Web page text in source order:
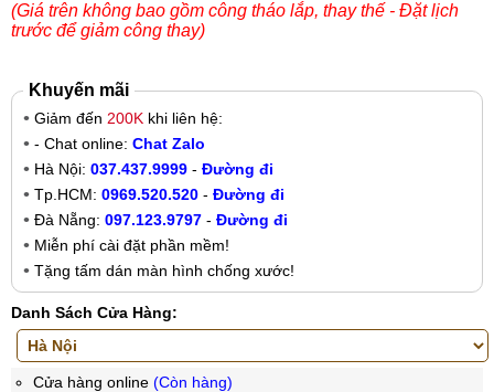
(Giá trên không bao gồm công tháo lắp, thay thế - Đặt lịch
trước để giảm công thay)
Khuyến mãi
Giảm đến 200K khi liên hệ:
- Chat online: Chat Zalo
Hà Nội: 037.437.9999 - Đường đi
Tp.HCM: 0969.520.520 - Đường đi
Đà Nẵng: 097.123.9797 - Đường đi
Miễn phí cài đặt phần mềm!
Tặng tấm dán màn hình chống xước!
Danh Sách Cửa Hàng:
Cửa hàng online (Còn hàng)